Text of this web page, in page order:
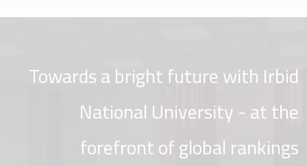
Towards a bright future with Irbid
National University - at the
forefront of global rankings